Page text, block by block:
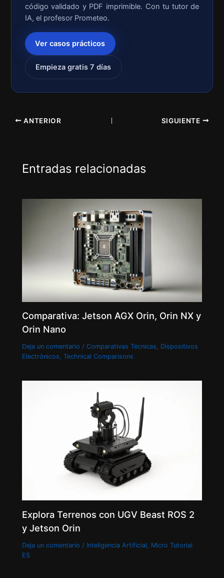
código validado y PDF imprimible. Con tu tutor de
IA, el profesor Prometeo.
Ver casos prácticos
Empieza gratis 7 días
ANTERIOR SIGUIENTE
Entradas relacionadas
Comparativa: Jetson AGX Orin, Orin NX y
Orin Nano
Deja un comentario /Comparativas Técnicas, Dispositivos
Electrónicos,Technical Comparisons
Explora Terrenos con UGV Beast ROS 2
y Jetson Orin
Deja un comentario / Inteligencia Artificial, Micro Tutorial
ES